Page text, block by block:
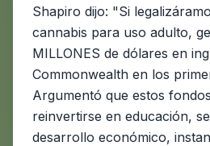
Shapiro dijo: "Si
cannabis para uso adulto,
MILLONES de dólares en
Commonwealth en los
Argumentó que estos
reinvertirse en educación,
desarrollo económico,